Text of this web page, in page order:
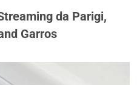
da Parigi,
Garros